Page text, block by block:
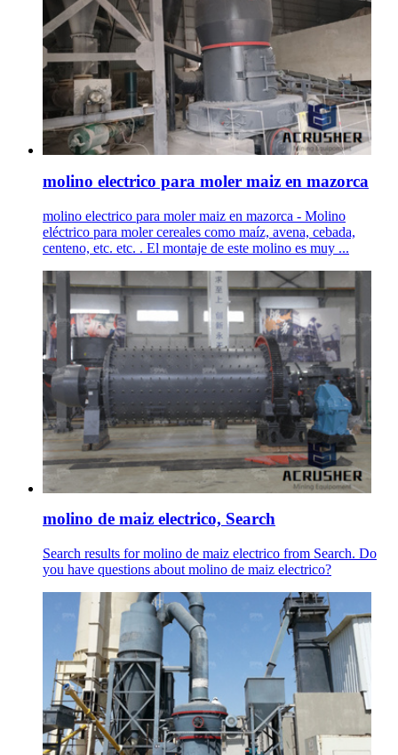
molino electrico para moler maiz en mazorca
molino electrico para moler maiz en mazorca - Molino
eléctrico para moler cereales como maíz, avena, cebada,
centeno, etc. etc. . El montaje de este molino es muy ...
molino de maiz electrico, Search
Search results for molino de maiz electrico from Search. Do
you have questions about molino de maiz electrico?